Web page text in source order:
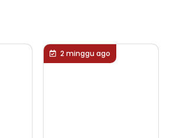
2 minggu ago